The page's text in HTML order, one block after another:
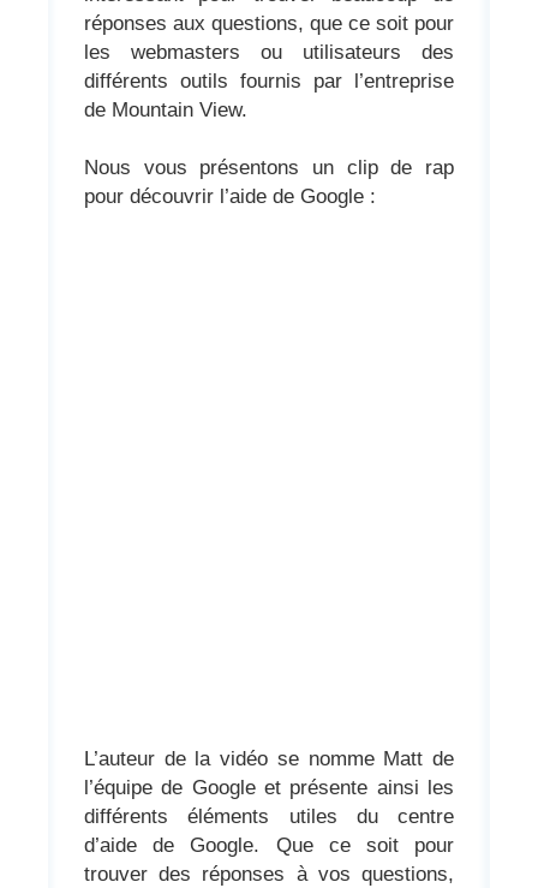
réponses aux questions, que ce soit pour
les webmasters ou utilisateurs des
différents outils fournis par l’entreprise
de Mountain View.
Nous vous présentons un clip de rap
pour découvrir l’aide de Google :
L’auteur de la vidéo se nomme Matt de
l’équipe de Google et présente ainsi les
différents éléments utiles du centre
d’aide de Google. Que ce soit pour
trouver des réponses à vos questions,